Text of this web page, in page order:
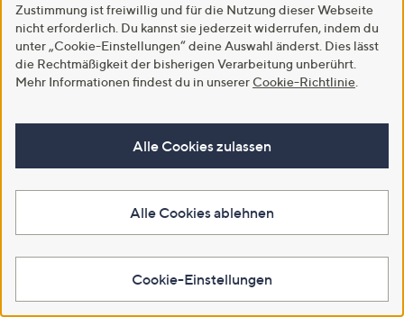
In den Warenkorb
STRANDFEIN Jeanshose lange
Form Logo Badge weites Bein
€ 59,99
AMINATI® Twillhose,
Rundumdehnbund Allover-Druck
Zustimmung ist freiwillig und für die Nutzung dieser Webseite
nicht erforderlich. Du kannst sie jederzeit widerrufen, indem du
unter „Cookie-Einstellungen“ deine Auswahl änderst. Dies lässt
die Rechtmäßigkeit der bisherigen Verarbeitung unberührt.
Mehr Informationen findest du in unserer Cookie-Richtlinie
Alle Cookies zulassen
Alle Cookies ablehnen
Cookie-Einstellungen